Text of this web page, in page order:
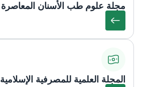
مجلة علوم طب الأسنان المعاصرة
المجلة العلمية للمصرفية الإسلامية